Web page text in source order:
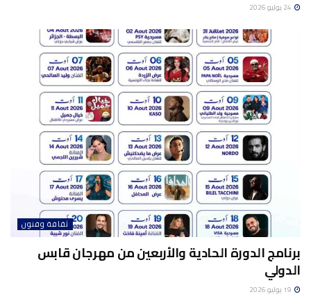
ثقافة وفنون
برنامج الدورة الحادية والأربعين من مهرجان قابس
الدولي